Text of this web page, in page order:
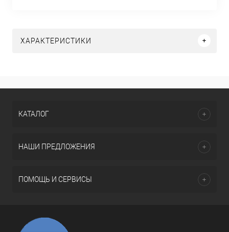
ХАРАКТЕРИСТИКИ
КАТАЛОГ
НАШИ ПРЕДЛОЖЕНИЯ
ПОМОЩЬ И СЕРВИСЫ